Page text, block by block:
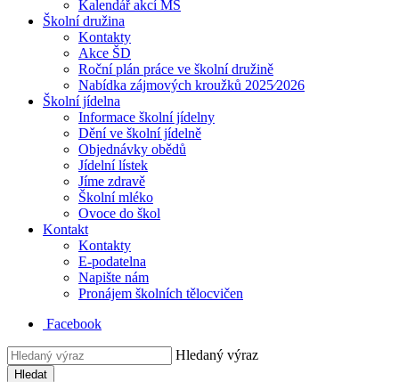
Kalendář akcí MŠ
Školní družina
Kontakty
Akce ŠD
Roční plán práce ve školní družině
Nabídka zájmových kroužků 2025⁄2026
Školní jídelna
Informace školní jídelny
Dění ve školní jídelně
Objednávky obědů
Jídelní lístek
Jíme zdravě
Školní mléko
Ovoce do škol
Kontakt
Kontakty
E-podatelna
Napište nám
Pronájem školních tělocvičen
Facebook
Hledaný výraz
Hledat